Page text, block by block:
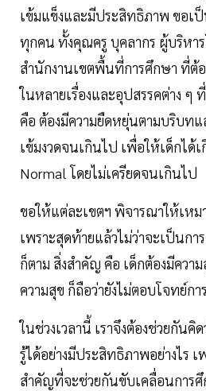
เข้มแข็งและมีประสิทธิภาพ ขอเ
ทุกคน ทั้งคุณครู บุคลากร ผู้บริหาร
สำนักงานเขตพื้นที่การศึกษา ที่ต้
ในหลายเรื่องและอุปสรรคต่าง ๆ
คือ ต้องมีความยืดหยุ่นตามบริบท
เข้มงวดจนเกินไป เพื่อให้เด็กได้
Normal โดยไม่เครียดจนเกินไป
ขอให้แต่ละเขตฯ พิจารณาให้เห
เพราะสุดท้ายแล้วไม่ว่าจะเป็นกา
ก็ตาม สิ่งสำคัญ คือ เด็กต้องมีควา
ความสุข ก็ถือว่ายังไม่ตอบโจทย์กา
ในช่วงเวลานี้ เราจึงต้องช่วยกันคิ
รู้ได้อย่างมีประสิทธิภาพอย่างไร
สำคัญที่จะช่วยกันขับเคลื่อนการศึ